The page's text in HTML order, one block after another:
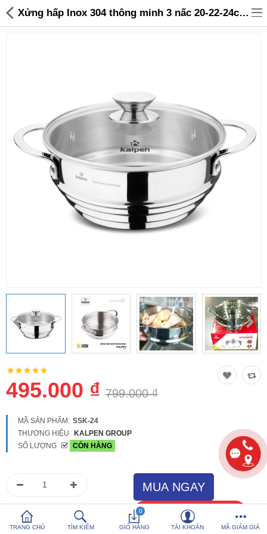
Đồ gia dụng & Nhà cửa
Điện gia dụng
Đồ tiện ích
Đồ chơi trẻ em
Sản phẩm khác
So sánh Yêu thích (0)
Hotline: 0816 505 655
Tải App SanHangRe nhận Quà
TRANG CHỦ TÌM KIẾM
0
GIỎ HÀNG TÀI KHOẢN MÃ GIẢM GIÁ
Xửng hấp Inox 304 thông minh 3 nấc 20-22-24cm Kalpen SSK-24 kèm vung kính - 495,000 | Sanhangre
495.000 ₫ 799.000 ₫
MÃ SẢN PHẨM: SSK-24
THƯƠNG HIỆU
KALPEN GROUP
SỐ LƯỢNG
CÒN HÀNG